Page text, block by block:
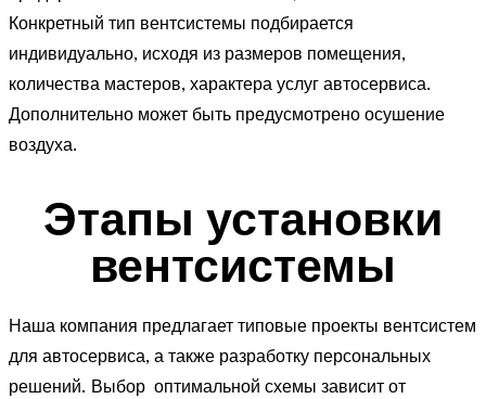
Конкретный тип вентсистемы подбирается
индивидуально, исходя из размеров помещения,
количества мастеров, характера услуг автосервиса.
Дополнительно может быть предусмотрено осушение
воздуха.
Этапы установки
вентсистемы
Наша компания предлагает типовые проекты вентсистем
для автосервиса, а также разработку персональных
решений. Выбор оптимальной схемы зависит от